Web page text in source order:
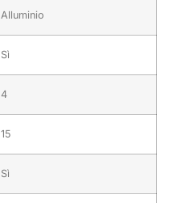
Alluminio
Sì
4
15
Sì